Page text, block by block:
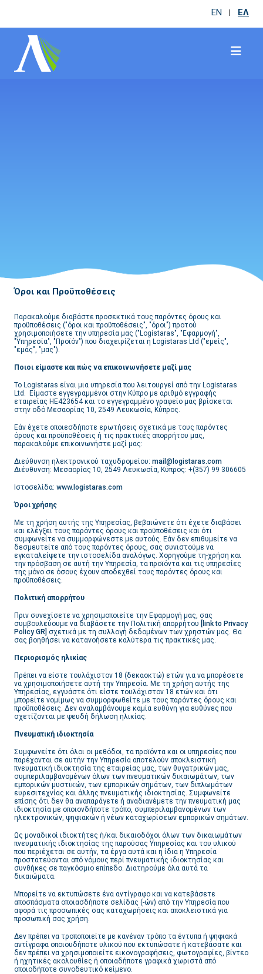
EN ΕΛ
Όροι και Προϋποθέσεις
Παρακαλούμε διαβάστε προσεκτικά τους παρόντες όρους και
προϋποθέσεις ("όροι και προϋποθέσεις", "όροι") προτού
χρησιμοποιήσετε την υπηρεσία μας ("Logistaras", "Εφαρμογή",
"Υπηρεσία", "Προϊόν") που διαχειρίζεται η Logistaras Ltd ("εμείς",
"εμάς", "μας").
Ποιοι είμαστε και πώς να επικοινωνήσετε μαζί μας
Το Logistaras είναι μια υπηρεσία που λειτουργεί από την Logistaras
Ltd. Είμαστε εγγεγραμμένοι στην Κύπρο με αριθμό εγγραφής
εταιρείας HE423654 και το εγγεγραμμένο γραφείο μας βρίσκεται
στην οδό Μεσαορίας 10, 2549 Λευκωσία, Κύπρος.
Εάν έχετε οποιεσδήποτε ερωτήσεις σχετικά με τους παρόντες
όρους και προϋποθέσεις ή τις πρακτικές απορρήτου μας,
παρακαλούμε επικοινωνήστε μαζί μας:
Διεύθυνση ηλεκτρονικού ταχυδρομείου: mail@logistaras.com
Διέυθυνση: Μεσαορίας 10, 2549 Λευκωσία, Κύπρος: +(357) 99 306605
Ιστοσελίδα: www.logistaras.com
Όροι χρήσης
Με τη χρήση αυτής της Υπηρεσίας, βεβαιώνετε ότι έχετε διαβάσει
και ελέγξει τους παρόντες όρους και προϋποθέσεις και ότι
συμφωνείτε να συμμορφώνεστε με αυτούς. Εάν δεν επιθυμείτε να
δεσμευτείτε από τους παρόντες όρους, σας συνιστούμε να
εγκαταλείψετε την ιστοσελίδα αναλόγως. Χορηγούμε τη χρήση και
την πρόσβαση σε αυτή την Υπηρεσία, τα προϊόντα και τις υπηρεσίες
της μόνο σε όσους έχουν αποδεχθεί τους παρόντες όρους και
προϋποθέσεις.
Πολιτική απορρήτου
Πριν συνεχίσετε να χρησιμοποιείτε την Εφαρμογή μας, σας
συμβουλεύουμε να διαβάσετε την Πολιτική απορρήτου
[link to Privacy
Policy GR] σχετικά με τη συλλογή δεδομένων των χρηστών μας. Θα
σας βοηθήσει να κατανοήσετε καλύτερα τις πρακτικές μας.
Περιορισμός ηλικίας
Πρέπει να είστε τουλάχιστον 18 (δεκαοκτώ) ετών για να μπορέσετε
να χρησιμοποιήσετε αυτή την Υπηρεσία. Με τη χρήση αυτής της
Υπηρεσίας, εγγυάστε ότι είστε τουλάχιστον 18 ετών και ότι
μπορείτε νομίμως να συμμορφωθείτε με τους παρόντες όρους και
προϋποθέσεις. Δεν αναλαμβάνουμε καμία ευθύνη για ευθύνες που
σχετίζονται με ψευδή δήλωση ηλικίας.
Πνευματική ιδιοκτησία
Συμφωνείτε ότι όλοι οι μεθόδοι, τα προϊόντα και οι υπηρεσίες που
παρέχονται σε αυτήν την Υπηρεσία αποτελούν αποκλειστική
πνευματική ιδιοκτησία της εταιρείας μας, των θυγατρικών μας,
συμπεριλαμβανομένων όλων των πνευματικών δικαιωμάτων, των
εμπορικών μυστικών, των εμπορικών σημάτων, των διπλωμάτων
ευρεσιτεχνίας και άλλης πνευματικής ιδιοκτησίας. Συμφωνείτε
επίσης ότι δεν θα αναπαράγετε ή αναδιανέμετε την πνευματική μας
ιδιοκτησία με οποιονδήποτε τρόπο, συμπεριλαμβανομένων των
ηλεκτρονικών, ψηφιακών ή νέων καταχωρίσεων εμπορικών σημάτων.
Ως μοναδικοί ιδιοκτήτες ή/και δικαιοδόχοι όλων των δικαιωμάτων
πνευματικής ιδιοκτησίας της παρούσας Υπηρεσίας και του υλικού
που περιέχεται σε αυτήν, τα έργα αυτά και η ίδια η Υπηρεσία
προστατεύονται από νόμους περί πνευματικής ιδιοκτησίας και
συνθήκες σε παγκόσμιο επίπεδο. Διατηρούμε όλα αυτά τα
δικαιώματα.
Μπορείτε να εκτυπώσετε ένα αντίγραφο και να κατεβάσετε
αποσπάσματα οποιασδήποτε σελίδας (-ών) από την Υπηρεσία που
αφορά τις προσωπικές σας καταχωρήσεις και αποκλειστικά για
προσωπική σας χρήση.
Δεν πρέπει να τροποποιείτε με κανέναν τρόπο τα έντυπα ή ψηφιακά
αντίγραφα οποιουδήποτε υλικού που εκτυπώσατε ή κατεβάσατε και
δεν πρέπει να χρησιμοποιείτε εικονογραφήσεις, φωτογραφίες, βίντεο
ή ηχητικές ακολουθίες ή οποιαδήποτε γραφικά χωριστά από
οποιοδήποτε συνοδευτικό κείμενο.